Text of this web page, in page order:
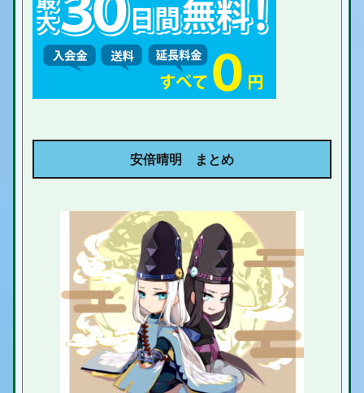
安倍晴明 まとめ